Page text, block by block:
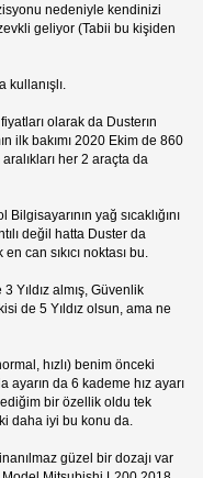
nedeniyle kendinizi
geliyor (Tabii bu kişiden
kullanışlı.
olarak da Dusterın
ilk bakımı 2020 Ekim de 860
her 2 araçta da
yağ sıcaklığını
değil hatta Duster da
can sıkıcı noktası bu.
Yıldız almış, Güvenlik
de 5 Yıldız olsun, ama ne
hızlı) benim önceki
ayarın da 6 kademe hız ayarı
bir özellik oldu tek
daha iyi bu konu da.
güzel bir dozajı var